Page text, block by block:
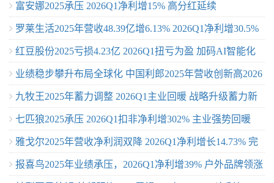
富安娜2025承压 2026Q1净利增15% 高分红延续
罗莱生活2025年营收48.39亿增6.13% 2026Q1净利增30.5%
毛利率创新高
红豆股份2025亏损4.23亿 2026Q1扭亏为盈 加码AI智能化
转型
业绩稳步攀升布局全球化 中国利郎2025年营收创新高2026
年开局向好
九牧王2025年蓄力调整 2026Q1主业回暖 战略升级蓄力新
增长
七匹狼2025承压 2026Q1扣非净利增302% 主业强势回暖
雅戈尔2025年营收净利润双降 2026Q1净利增长14.73% 完
成代际传承开启新征程
报喜鸟2025年业绩承压，2026Q1净利增39% 户外品牌领涨